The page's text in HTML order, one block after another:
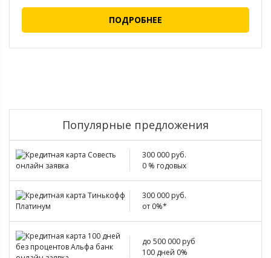
ПОДРОБНЕЕ
Популярные предложения
300 000 руб.
0 % годовых
300 000 руб.
от 0%*
до 500 000 руб
100 дней 0%